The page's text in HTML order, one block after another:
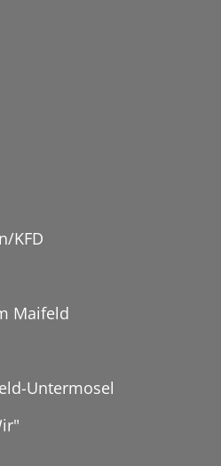
KFD
Maifeld
Untermosel